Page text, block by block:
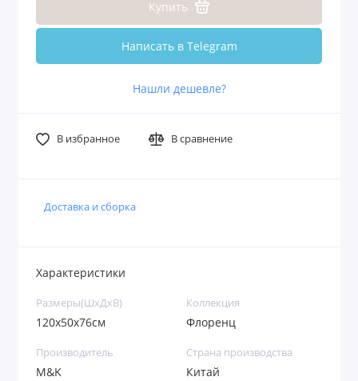
Купить
Написать в Telegram
Нашли дешевле?
В избранное В сравнение
Доставка и сборка
Характеристики
Размеры(ШхДхВ)
120x50x76см
Коллекция
Флоренц
Производитель
M&K
Страна производства
Китай